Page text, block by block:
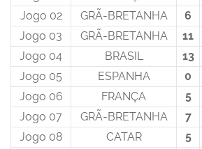
Jogo 02
GRÃ-BRETANHA 6
Jogo 03
GRÃ-BRETANHA 11
Jogo 04
BRASIL 13
Jogo 05
ESPANHA 0
Jogo 06
FRANÇA 5
Jogo 07
GRÃ-BRETANHA 7
Jogo 08
CATAR 5